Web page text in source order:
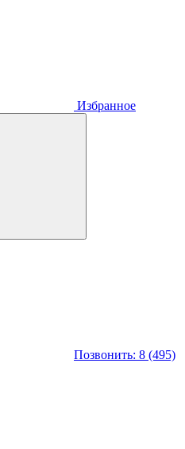
Избранное
Позвонить: 8 (495)